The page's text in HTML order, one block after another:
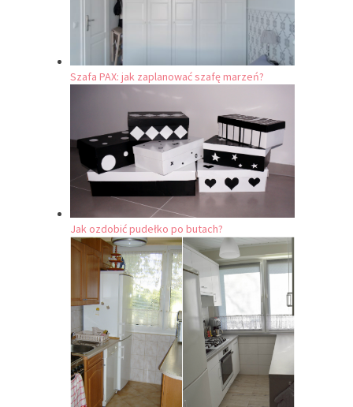
Szafa PAX: jak zaplanować szafę marzeń?
Jak ozdobić pudełko po butach?